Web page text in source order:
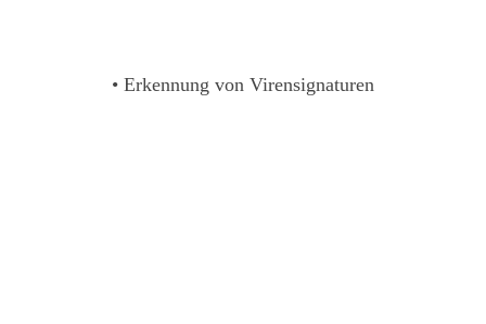
• Erkennung von Virensignaturen